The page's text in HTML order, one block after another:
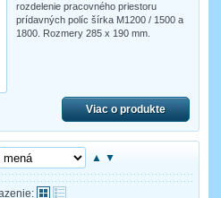
rozdelenie pracovného priestoru
prídavných políc šírka M1200 / 1500 a
1800. Rozmery 285 x 190 mm.
Viac o produkte
▲ ▼